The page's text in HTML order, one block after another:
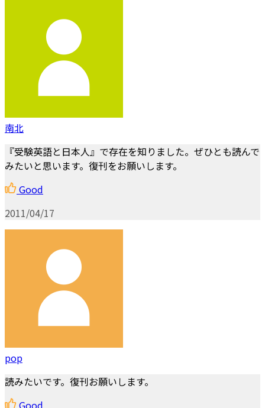
南北
『受験英語と日本人』で存在を知りました。ぜひとも読んで
みたいと思います。復刊をお願いします。
Good
2011/04/17
pop
読みたいです。復刊お願いします。
Good